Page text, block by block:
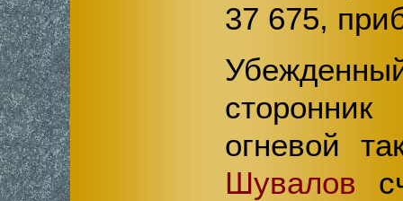
37 675,
сторонник
огневой
Шувалов